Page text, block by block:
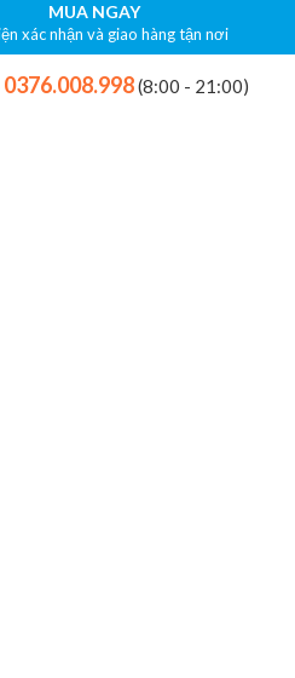
MUA NGAY
xác nhận và giao hàng tận nơi
0376.008.998(8:00 - 21:00)